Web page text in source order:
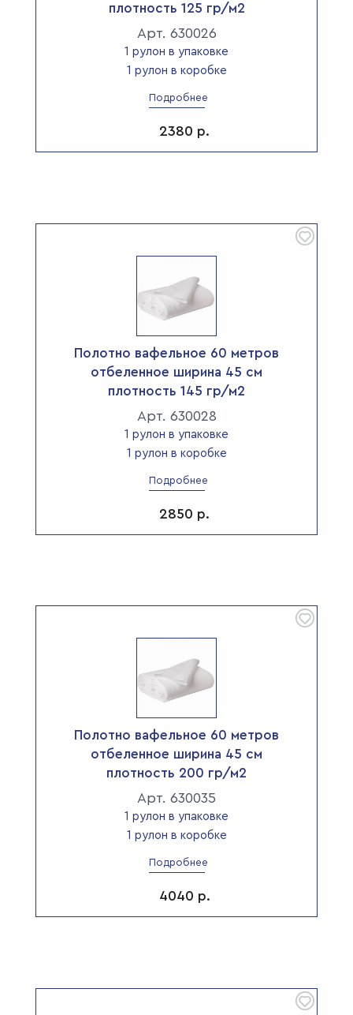
плотность 125 гр/м2
Арт. 630026
1 рулон в упаковке
1 рулон в коробке
Подробнее
2380 р.
Полотно вафельное 60 метров
отбеленное ширина 45 см
плотность 145 гр/м2
Арт. 630028
1 рулон в упаковке
1 рулон в коробке
Подробнее
2850 р.
Полотно вафельное 60 метров
отбеленное ширина 45 см
плотность 200 гр/м2
Арт. 630035
1 рулон в упаковке
1 рулон в коробке
Подробнее
4040 р.